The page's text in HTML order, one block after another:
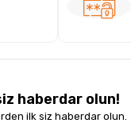
haberdar olun!
ilk siz haberdar olun.